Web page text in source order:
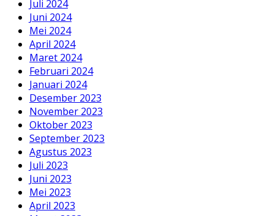
Juli 2024
Juni 2024
Mei 2024
April 2024
Maret 2024
Februari 2024
Januari 2024
Desember 2023
November 2023
Oktober 2023
September 2023
Agustus 2023
Juli 2023
Juni 2023
Mei 2023
April 2023